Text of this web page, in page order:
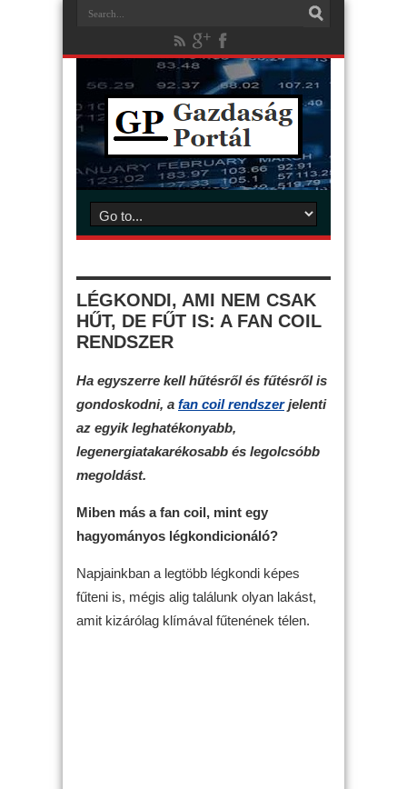
LÉGKONDI, AMI NEM CSAK
HŰT, DE FŰT IS: A FAN COIL
RENDSZER
Ha egyszerre kell hűtésről és fűtésről is
gondoskodni, a fan coil rendszerjelenti
az egyik leghatékonyabb,
legenergiatakarékosabb és legolcsóbb
megoldást.
Miben más a fan coil, mint egy
hagyományos légkondicionáló?
Napjainkban a legtöbb légkondi képes
fűteni is, mégis alig találunk olyan lakást,
amit kizárólag klímával fűtenének télen.